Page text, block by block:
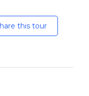
this tour